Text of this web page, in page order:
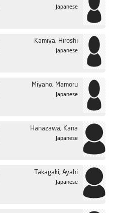
Japanese
Kamiya, Hiroshi
Japanese
Miyano, Mamoru
Japanese
Hanazawa, Kana
Japanese
Takagaki, Ayahi
Japanese